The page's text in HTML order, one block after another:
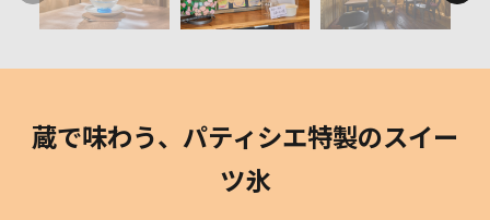
蔵で味わう、パティシエ特製のスイー
ツ氷